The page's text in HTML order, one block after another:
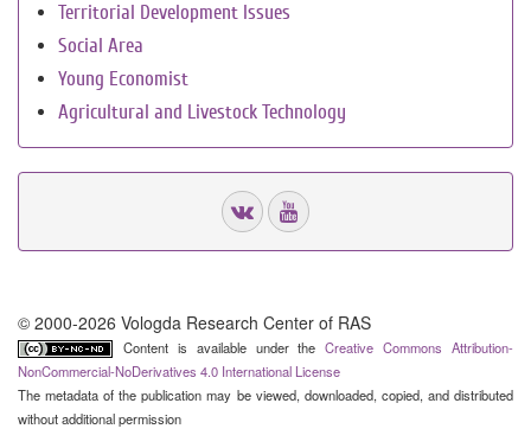
Territorial Development Issues
Social Area
Young Economist
Agricultural and Livestock Technology
© 2000-2026 Vologda Research Center of RAS
Content is available under theCreative Commons Attribution-
NonCommercial-NoDerivatives 4.0 International License
The metadata of the publication may be viewed, downloaded, copied, and distributed
without additional permission